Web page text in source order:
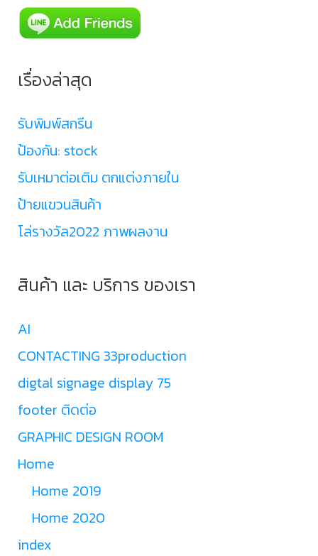
เรื่องล่าสุด
รับพิมพ์สกรีน
ป้องกัน: stock
รับเหมาต่อเติม ตกแต่งภายใน
ป้ายแขวนสินค้า
โล่รางวัล2022 ภาพผลงาน
สินค้า และ บริการ ของเรา
AI
CONTACTING 33production
digtal signage display 75
footer ติดต่อ
GRAPHIC DESIGN ROOM
Home
Home 2019
Home 2020
index